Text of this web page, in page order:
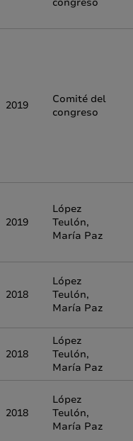
2019
Comité del
congreso
2019
López
Teulón,
María Paz
2018
López
Teulón,
María Paz
2018
López
Teulón,
María Paz
2018
López
Teulón,
María Paz